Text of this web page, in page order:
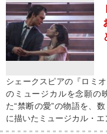
シェークスピアの『ロミ
のミュージカルを念願の
た“禁断の愛”の物語を、
に描いたミュージカル・エ